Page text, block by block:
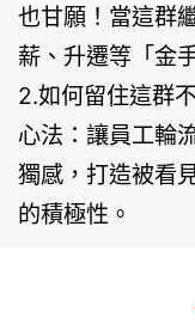
也甘願！當這群
薪、升遷等「金
2.如何留住這群
心法：讓員工輪
獨感，打造被看
的積極性。